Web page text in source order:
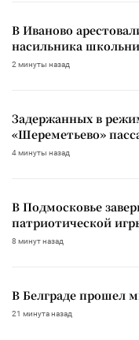
В Иваново
насильника
2 минуты назад
Задержанных в
«Шереметьево»
4 минуты назад
В Подмосковье
патриотической
8 минут назад
В Белграде прошел
21 минута назад